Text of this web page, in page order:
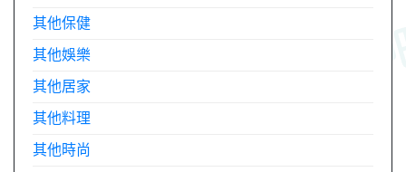
其他保健
其他娛樂
其他居家
其他料理
其他時尚